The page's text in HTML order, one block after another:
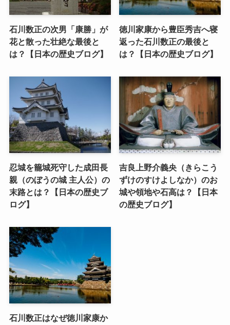
石川数正の次男「康勝」が
花と散った壮絶な最後と
は？【日本の歴史ブログ】
徳川家康から豊臣秀吉へ寝
返った石川数正の最後と
は？【日本の歴史ブログ】
忍城を籠城死守した成田長
親（のぼうの城 主人公）の
末路とは？【日本の歴史ブ
ログ】
吉良上野介義央（きらこう
ずけのすけよしなか）のお
城や領地や石高は？【日本
の歴史ブログ】
石川数正はなぜ徳川家康か